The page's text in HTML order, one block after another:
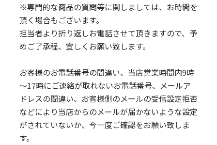
※専門的な商品の質問等に関しましては、お時間を
頂く場合もございます。
担当者より折り返しお電話させて頂きますので、予
めご了承程、宜しくお願い致します。
お客様のお電話番号の間違い、当店営業時間内9時
～17時にご連絡が取れないお電話番号、メールア
ドレスの間違い、お客様側のメールの受信設定拒否
などにより当店からのメールが届かないような設定
がされていないか、今一度ご確認をお願い致しま
す。